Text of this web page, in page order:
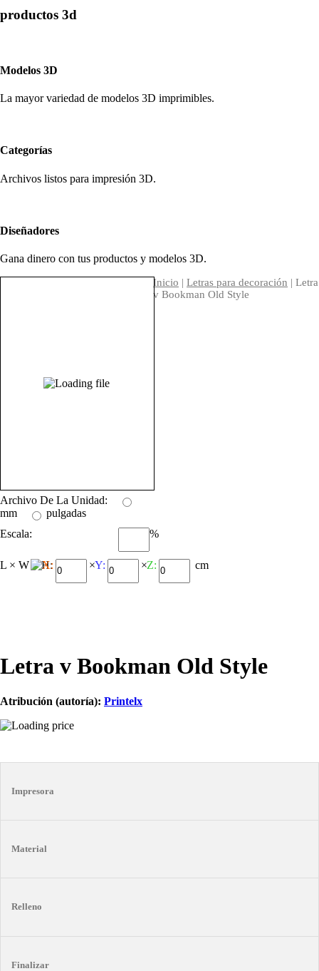
productos 3d
Modelos 3D
La mayor variedad de modelos 3D imprimibles.
Categorías
Archivos listos para impresión 3D.
Diseñadores
Gana dinero con tus productos y modelos 3D.
Archivo De La Unidad:
mm
pulgadas
Escala:
%
L × W × H:
X: ×Y: ×Z: cm
Inicio |Letras para decoración | Letra
v Bookman Old Style
Letra v Bookman Old Style
Atribución (autoría): Printelx
Impresora
Material
Relleno
Finalizar